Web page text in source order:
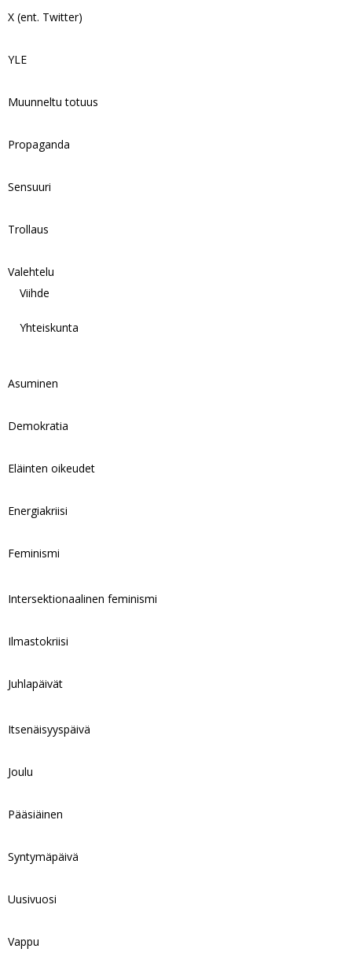
X (ent. Twitter)
YLE
Muunneltu totuus
Propaganda
Sensuuri
Trollaus
Valehtelu
Viihde
Yhteiskunta
Asuminen
Demokratia
Eläinten oikeudet
Energiakriisi
Feminismi
Intersektionaalinen feminismi
Ilmastokriisi
Juhlapäivät
Itsenäisyyspäivä
Joulu
Pääsiäinen
Syntymäpäivä
Uusivuosi
Vappu